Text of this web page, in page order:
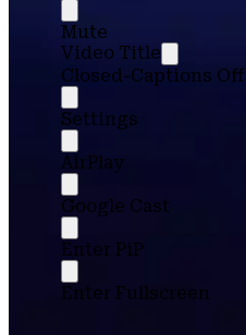
Mute
Video Title
Closed-Captions Off
Settings
AirPlay
Google Cast
Enter PiP
Enter Fullscreen